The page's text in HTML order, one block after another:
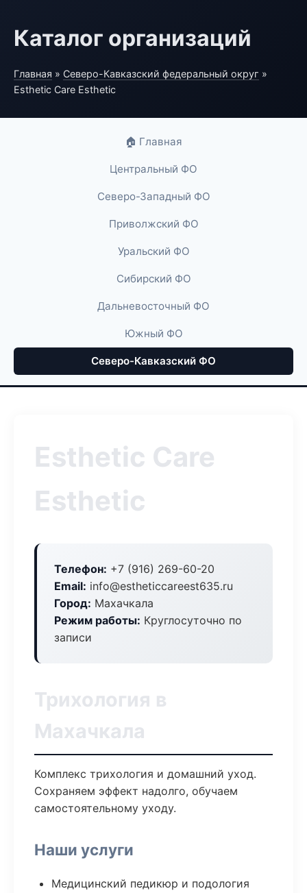
Каталог организаций
Главная » Северо-Кавказский федеральный округ »
Esthetic Care Esthetic
🏠 Главная
Центральный ФО
Северо-Западный ФО
Приволжский ФО
Уральский ФО
Сибирский ФО
Дальневосточный ФО
Южный ФО
Северо-Кавказский ФО
Esthetic Care
Esthetic
Телефон: +7 (916) 269-60-20
Email: info@estheticcareest635.ru
Город: Махачкала
Режим работы: Круглосуточно по
записи
Трихология в
Махачкала
Комплекс трихология и домашний уход.
Сохраняем эффект надолго, обучаем
самостоятельному уходу.
Наши услуги
Медицинский педикюр и подология